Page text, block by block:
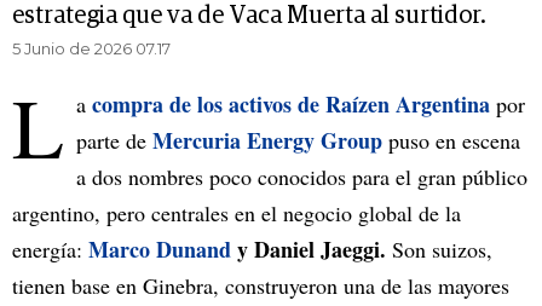
estrategia que va de Vaca Muerta al surtidor.
5 Junio de 2026 07.17
L a compra de los activos de Raízen Argentina por
parte de Mercuria Energy Group puso en escena
a dos nombres poco conocidos para el gran público
argentino, pero centrales en el negocio global de la
energía: Marco Dunandy Daniel Jaeggi. Son suizos,
tienen base en Ginebra, construyeron una de las mayores